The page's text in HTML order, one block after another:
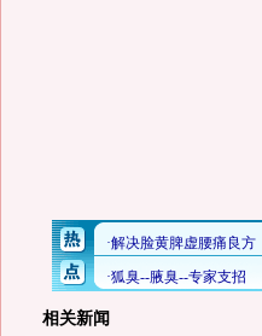
相关新闻